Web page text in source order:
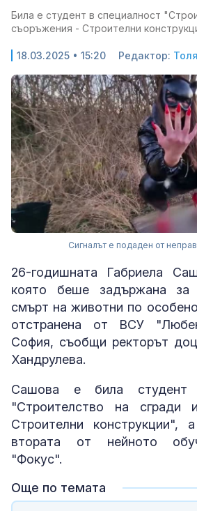
Била е студент в специалност
съоръжения - Строителни
18.03.2025 • 15:20 Редактор:
Сигналът е подаден от
26-годишната Габриела
която беше задържана за
смърт на животни по
отстранена от ВСУ
София, съобщи ректорът
Хандрулева.
Сашова е била студент
"Строителство на сгради
Строителни конструкции",
втората от нейното
"Фокус".
Още по темата